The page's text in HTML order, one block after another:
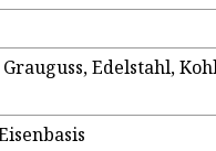
Edelstahl,